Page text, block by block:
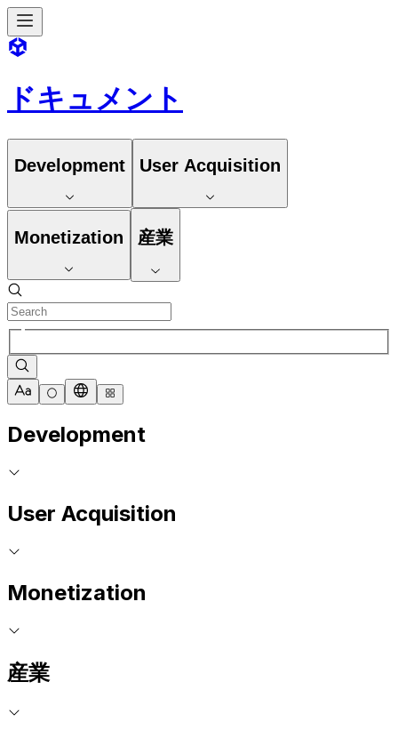
ドキュメント
Development User Acquisition
Monetization 産業
Development
User Acquisition
Monetization
産業